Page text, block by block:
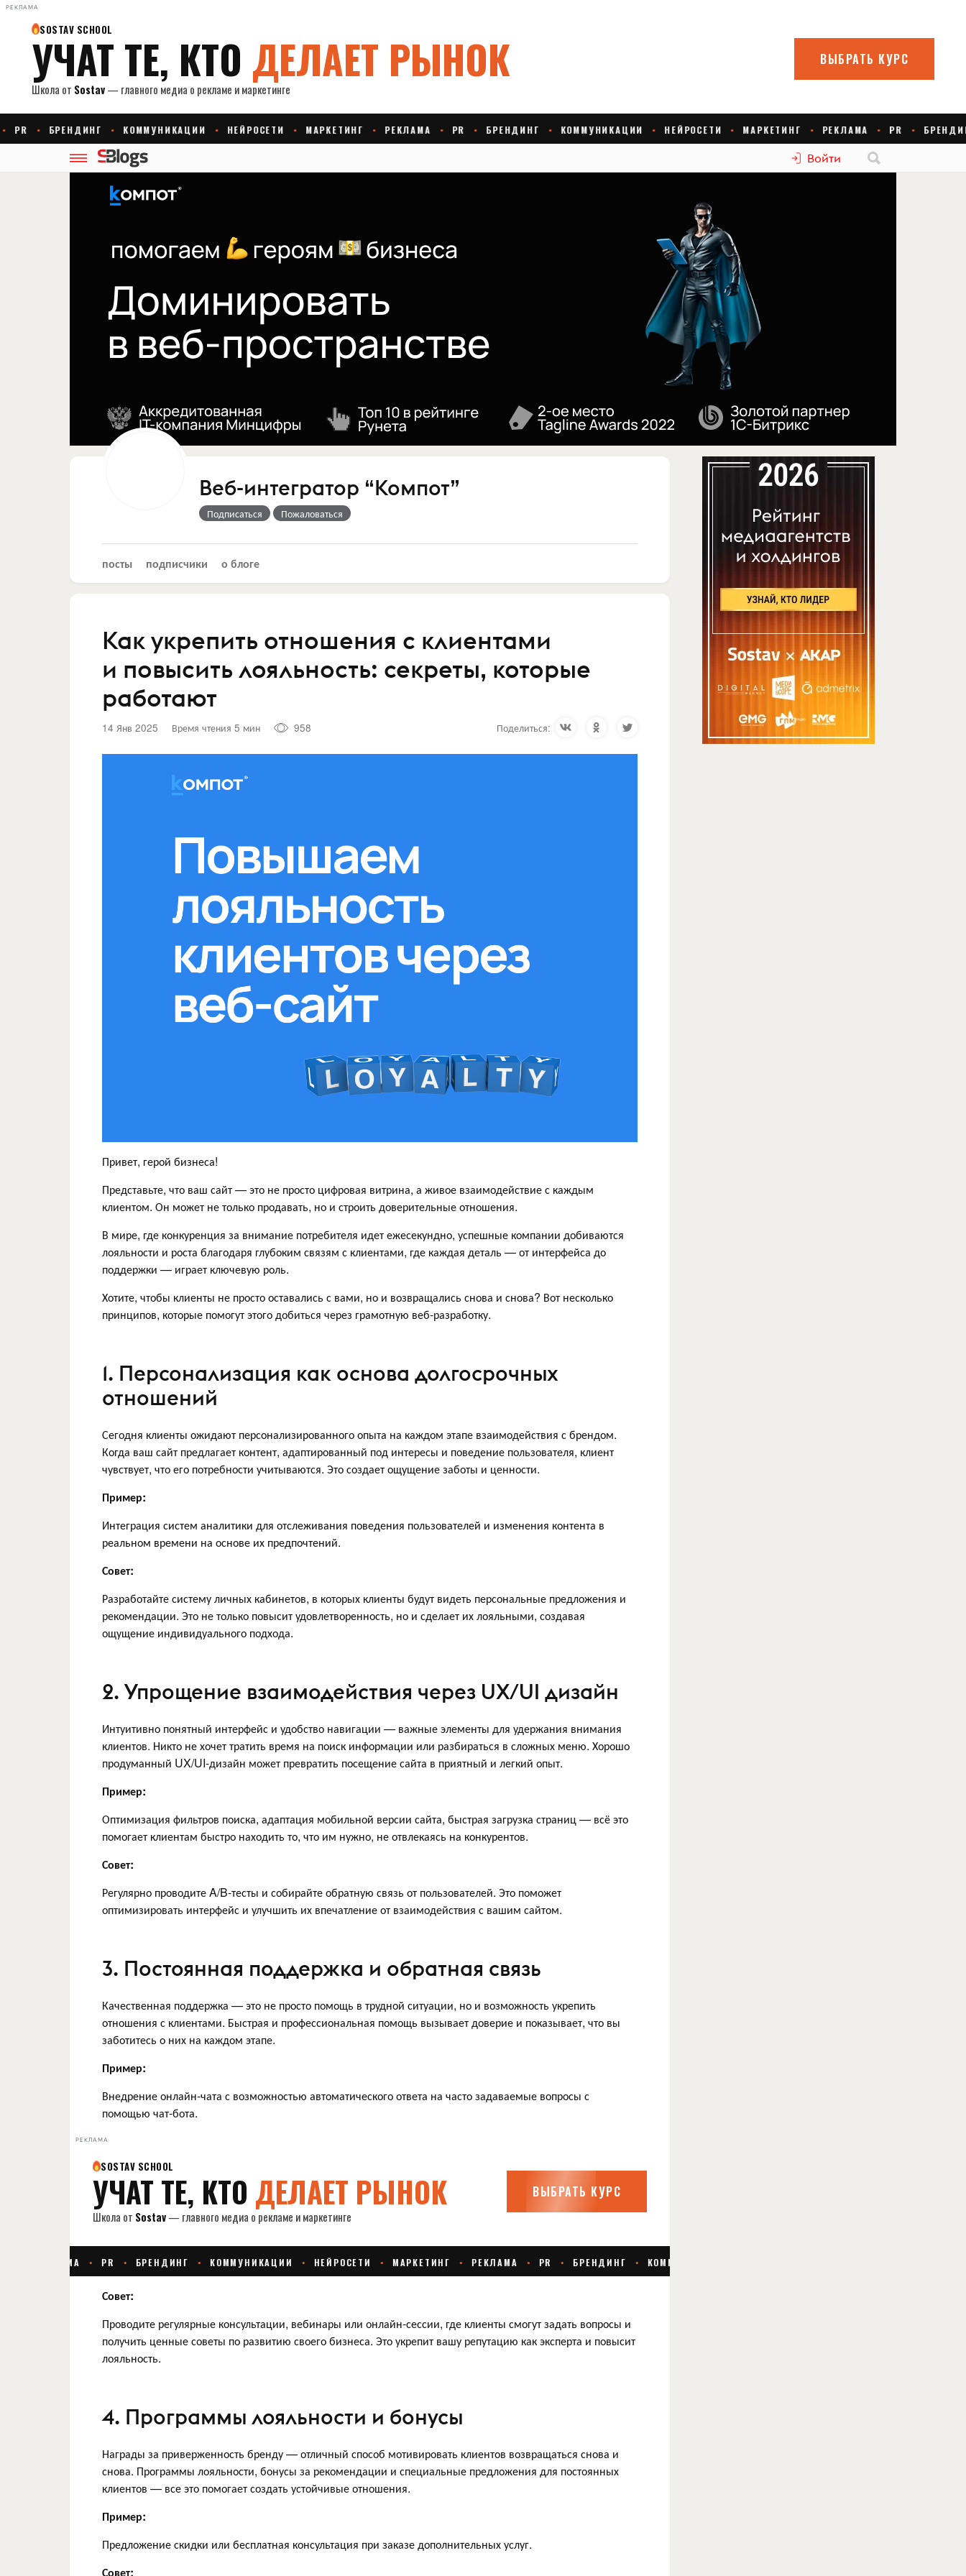
РЕКЛАМА
Войти
Веб-интегратор “Компот”
Подписаться Пожаловаться
посты подписчики о блоге
Как укрепить отношения с клиентами
и повысить лояльность: секреты, которые
работают
14 Янв 2025 Время чтения 5 мин 958 Поделиться:
Привет, герой бизнеса!
Представьте, что ваш сайт — это не просто цифровая витрина, а живое взаимодействие с каждым
клиентом. Он может не только продавать, но и строить доверительные отношения.
В мире, где конкуренция за внимание потребителя идет ежесекундно, успешные компании добиваются
лояльности и роста благодаря глубоким связям с клиентами, где каждая деталь — от интерфейса до
поддержки — играет ключевую роль.
Хотите, чтобы клиенты не просто оставались с вами, но и возвращались снова и снова? Вот несколько
принципов, которые помогут этого добиться через грамотную веб-разработку.
1. Персонализация как основа долгосрочных
отношений
Сегодня клиенты ожидают персонализированного опыта на каждом этапе взаимодействия с брендом.
Когда ваш сайт предлагает контент, адаптированный под интересы и поведение пользователя, клиент
чувствует, что его потребности учитываются. Это создает ощущение заботы и ценности.
Пример:
Интеграция систем аналитики для отслеживания поведения пользователей и изменения контента в
реальном времени на основе их предпочтений.
Совет:
Разработайте систему личных кабинетов, в которых клиенты будут видеть персональные предложения и
рекомендации. Это не только повысит удовлетворенность, но и сделает их лояльными, создавая
ощущение индивидуального подхода.
2. Упрощение взаимодействия через UX/UI дизайн
Интуитивно понятный интерфейс и удобство навигации — важные элементы для удержания внимания
клиентов. Никто не хочет тратить время на поиск информации или разбираться в сложных меню. Хорошо
продуманный UX/UI-дизайн может превратить посещение сайта в приятный и легкий опыт.
Пример:
Оптимизация фильтров поиска, адаптация мобильной версии сайта, быстрая загрузка страниц — всё это
помогает клиентам быстро находить то, что им нужно, не отвлекаясь на конкурентов.
Совет:
Регулярно проводите A/B-тесты и собирайте обратную связь от пользователей. Это поможет
оптимизировать интерфейс и улучшить их впечатление от взаимодействия с вашим сайтом.
3. Постоянная поддержка и обратная связь
Качественная поддержка — это не просто помощь в трудной ситуации, но и возможность укрепить
отношения с клиентами. Быстрая и профессиональная помощь вызывает доверие и показывает, что вы
заботитесь о них на каждом этапе.
Пример:
Внедрение онлайн-чата с возможностью автоматического ответа на часто задаваемые вопросы с
помощью чат-бота.
РЕКЛАМА
Совет:
Проводите регулярные консультации, вебинары или онлайн-сессии, где клиенты смогут задать вопросы и
получить ценные советы по развитию своего бизнеса. Это укрепит вашу репутацию как эксперта и повысит
лояльность.
4. Программы лояльности и бонусы
Награды за приверженность бренду — отличный способ мотивировать клиентов возвращаться снова и
снова. Программы лояльности, бонусы за рекомендации и специальные предложения для постоянных
клиентов — все это помогает создать устойчивые отношения.
Пример:
Предложение скидки или бесплатная консультация при заказе дополнительных услуг.
Совет: